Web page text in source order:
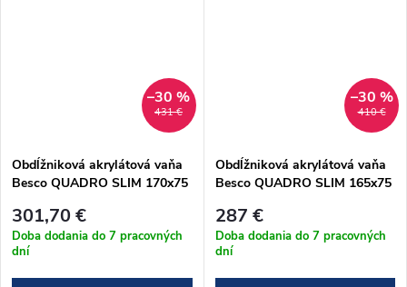
431 €
–30 %
Obdĺžniková akrylátová vaňa
Besco QUADRO SLIM 170x75
301,70 €
Doba dodania do 7 pracovných
dní
410 €
–30 %
Obdĺžniková akrylátová vaňa
Besco QUADRO SLIM 165x75
287 €
Doba dodania do 7 pracovných
dní